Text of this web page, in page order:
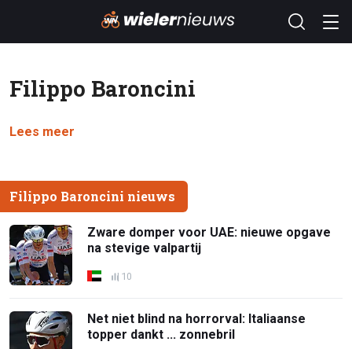
Filippo Baroncini
Lees meer
Filippo Baroncini nieuws
Zware domper voor UAE: nieuwe opgave
na stevige valpartij
10
Net niet blind na horrorval: Italiaanse
topper dankt ... zonnebril